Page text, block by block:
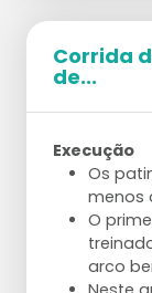
Corrida
de...
Execução
Os
menos
O
arco